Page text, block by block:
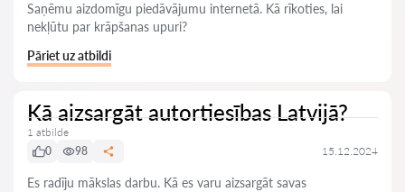
Saņēmu aizdomīgu piedāvājumu internetā. Kā rīkoties, lai
nekļūtu par krāpšanas upuri?
Pāriet uz atbildi
Kā aizsargāt autortiesības Latvijā?
1 atbilde
0
98 15.12.2024
Es radīju mākslas darbu. Kā es varu aizsargāt savas